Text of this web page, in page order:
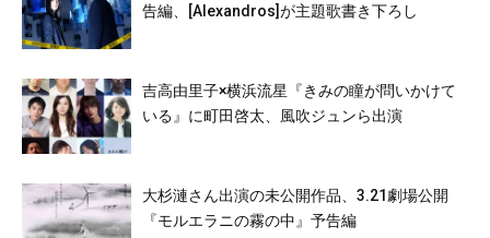
告編、[Alexandros]が主題歌書き下ろし
吉高由里子×横浜流星『きみの瞳が問いかけて
いる』に町田啓太、風吹ジュンら出演
大杉漣さん出演の未公開作品、3.21劇場公開
『モルエラニの霧の中』予告編